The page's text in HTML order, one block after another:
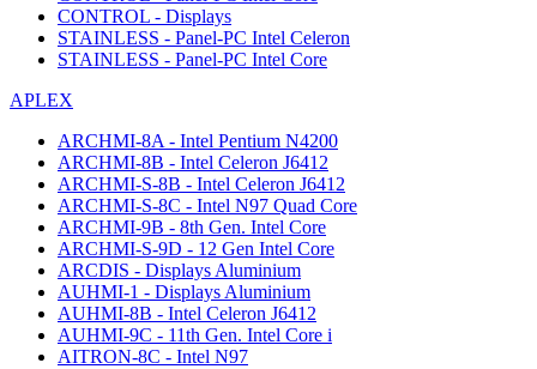
CONTROL - Displays
STAINLESS - Panel-PC Intel Celeron
STAINLESS - Panel-PC Intel Core
APLEX
ARCHMI-8A - Intel Pentium N4200
ARCHMI-8B - Intel Celeron J6412
ARCHMI-S-8B - Intel Celeron J6412
ARCHMI-S-8C - Intel N97 Quad Core
ARCHMI-9B - 8th Gen. Intel Core
ARCHMI-S-9D - 12 Gen Intel Core
ARCDIS - Displays Aluminium
AUHMI-1 - Displays Aluminium
AUHMI-8B - Intel Celeron J6412
AUHMI-9C - 11th Gen. Intel Core i
AITRON-8C - Intel N97